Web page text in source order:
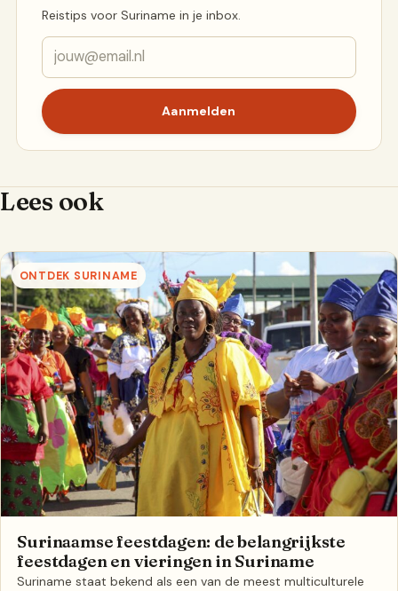
Reistips voor Suriname in je inbox.
Aanmelden
Lees ook
ONTDEK SURINAME
Surinaamse feestdagen: de belangrijkste
feestdagen en vieringen in Suriname
Suriname staat bekend als een van de meest multiculturele